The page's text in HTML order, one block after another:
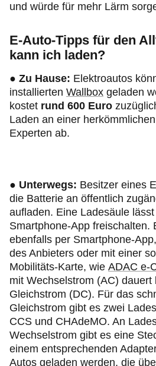
und würde für mehr Lärm
E-Auto-Tipps für den
kann ich laden?
● Zu Hause: Elektroautos
installierten Wallbox geladen
kostet rund 600 Euro
Laden an einer
Experten ab.
● Unterwegs: Besitzer eines
die Batterie an öffentlich
aufladen. Eine Ladesäule
Smartphone-App freischalten.
ebenfalls per Smartphone-
des Anbieters oder mit einer
Mobilitäts-Karte, wie ADAC e-
mit Wechselstrom (AC) dauert
Gleichstrom (DC). Für das
Gleichstrom gibt es zwei
CCS und CHAdeMO. An
Wechselstrom gibt es eine
einem entsprechenden
Autos geladen werden, die